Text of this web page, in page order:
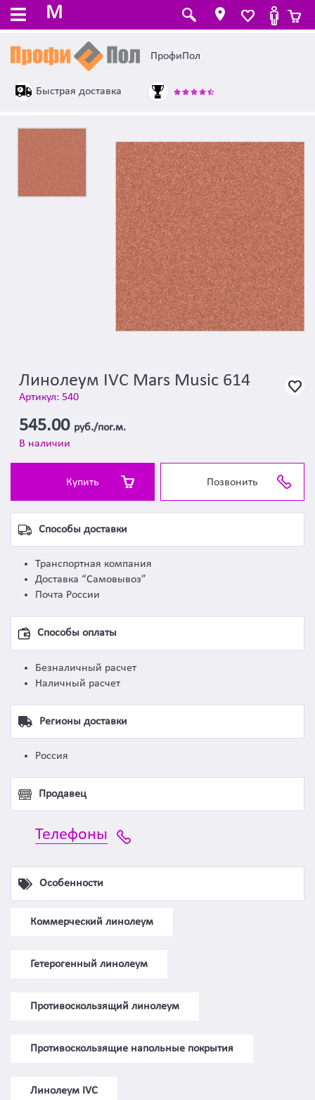
M
ПрофиПол
Быстрая доставка
Линолеум IVC Mars Music 614
Артикул: 540
545.00 руб./пог.м.
В наличии
Купить Позвонить
Способы доставки
Транспортная компания
Доставка “Самовывоз”
Почта России
Способы оплаты
Безналичный расчет
Наличный расчет
Регионы доставки
Россия
Продавец
Телефоны
Особенности
Коммерческий линолеум
Гетерогенный линолеум
Противоскользящий линолеум
Противоскользящие напольные покрытия
Линолеум IVC